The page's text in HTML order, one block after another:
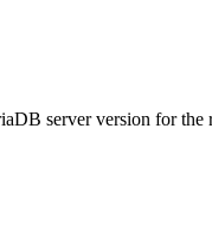
server version for